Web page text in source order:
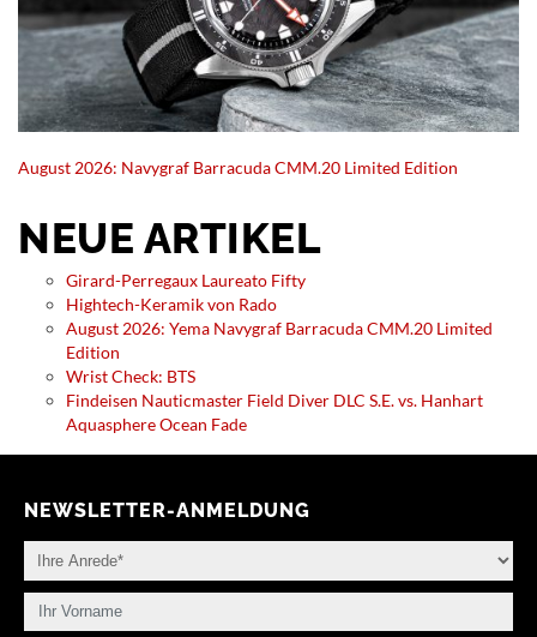
August 2026: Navygraf Barracuda CMM.20 Limited Edition
NEUE ARTIKEL
Girard-Perregaux Laureato Fifty
Hightech-Keramik von Rado
August 2026: Yema Navygraf Barracuda CMM.20 Limited
Edition
Wrist Check: BTS
Findeisen Nauticmaster Field Diver DLC S.E. vs. Hanhart
Aquasphere Ocean Fade
NEWSLETTER-ANMELDUNG